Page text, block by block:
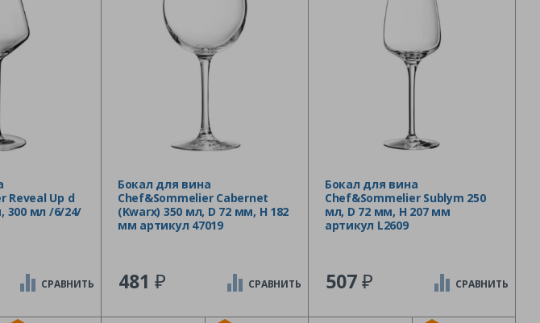
Reveal Up d
300 мл /6/24/
СРАВНИТЬ
Бокал для вина
Chef&Sommelier Cabernet
(Kwarx) 350 мл, D 72 мм, H 182
мм артикул 47019
481 ₽ СРАВНИТЬ
Бокал для вина
Chef&Sommelier Sublym 250
мл, D 72 мм, H 207 мм
артикул L2609
507₽ СРАВНИТЬ